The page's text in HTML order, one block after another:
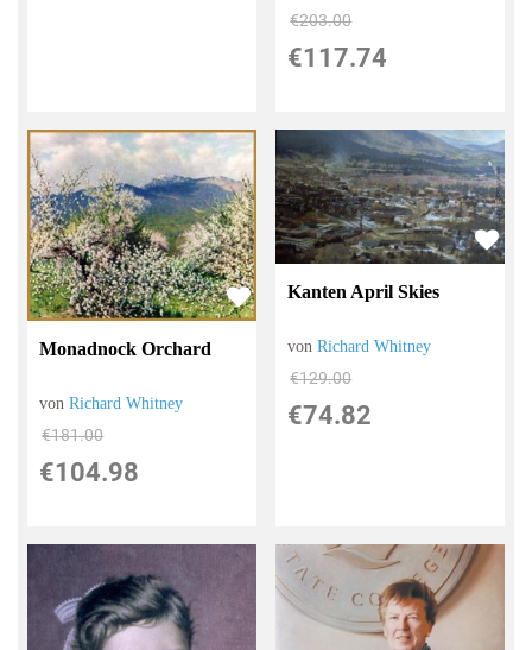
€203.00
€117.74
Monadnock Orchard
vonRichard Whitney
€181.00
€104.98
Kanten April Skies
vonRichard Whitney
€129.00
€74.82